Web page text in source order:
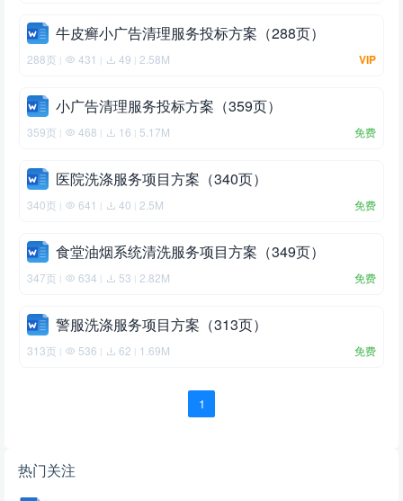
牛皮癣小广告清理服务投标方案（288页）
288页 | 431 | 49 | 2.58M VIP
小广告清理服务投标方案（359页）
359页 | 468 | 16 | 5.17M 免费
医院洗涤服务项目方案（340页）
340页 | 641 | 40 | 2.5M 免费
食堂油烟系统清洗服务项目方案（349页）
347页 | 634 | 53 | 2.82M 免费
警服洗涤服务项目方案（313页）
313页 | 536 | 62 | 1.69M 免费
1
热门关注